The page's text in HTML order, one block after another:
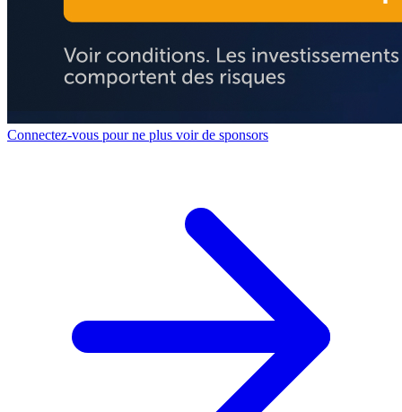
Connectez-vous pour ne plus voir de sponsors